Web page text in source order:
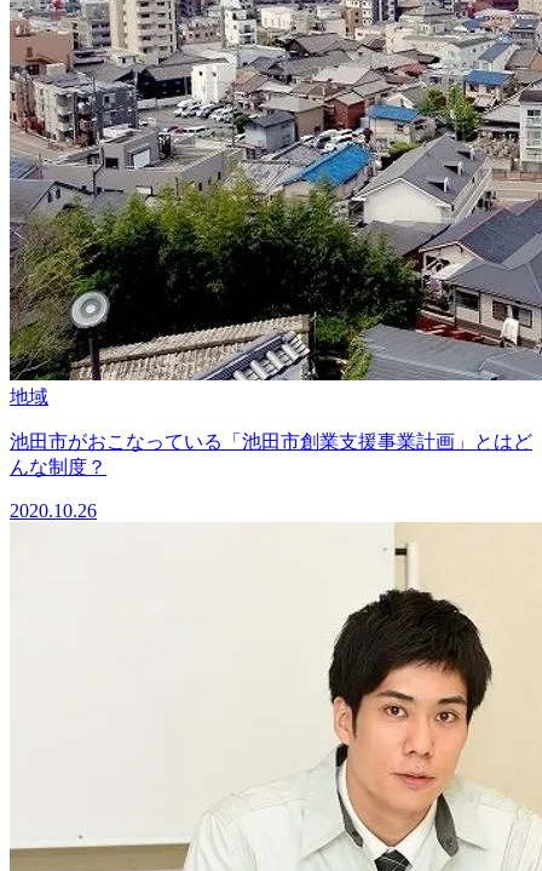
地域
池田市がおこなっている「池田市創業支援事業計画」とはど
んな制度？
2020.10.26